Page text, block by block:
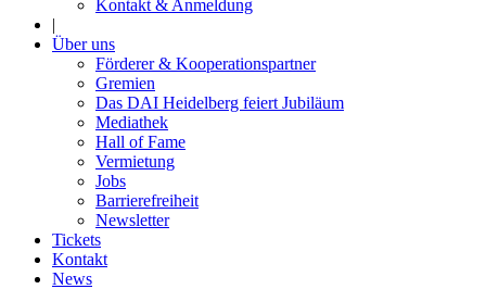
Kontakt & Anmeldung
|
Über uns
Förderer & Kooperationspartner
Gremien
Das DAI Heidelberg feiert Jubiläum
Mediathek
Hall of Fame
Vermietung
Jobs
Barrierefreiheit
Newsletter
Tickets
Kontakt
News